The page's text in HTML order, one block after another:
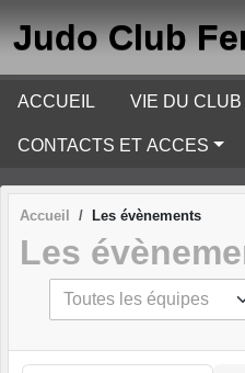
Judo Club
ACCUEIL VIE DU CLUB
CONTACTS ET ACCES
Accueil Les évènements
Les